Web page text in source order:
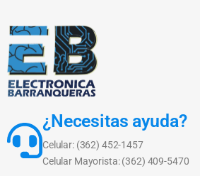
¿Necesitas ayuda?
Celular: (362) 452-1457
Celular Mayorista: (362) 409-5470